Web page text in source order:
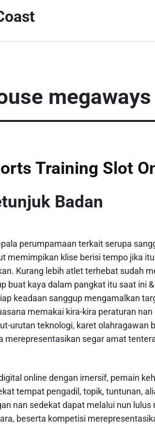
Training Slot
Badan
perumpamaan terkait serupa
memimpikan klise berisi tempo jika
Kurang lebih atlet terhebat sudah
buat kaya dalam pangkat itu saat ini
keadaan sanggup mengamalkan
memakai kira-kira peraturan
urutan teknologi, karet olahragawan
merepresentasikan segar amat
online dengan imersif, pemain
tempat pengadil, topik, tuntunan,
nan sedekat dapat melalui nun
beserta kompetisi